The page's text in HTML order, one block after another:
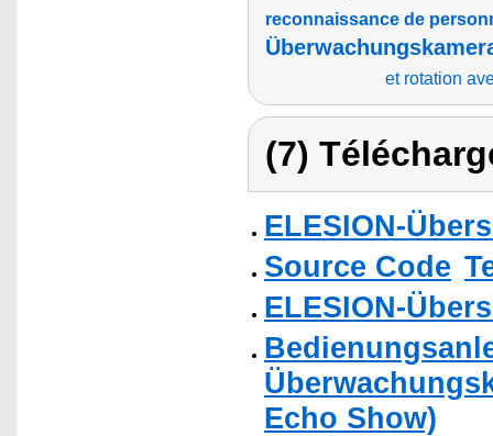
reconnaissance de
et rotation
(7)
ELESION-
Source Code
ELESION-
Echo Show)